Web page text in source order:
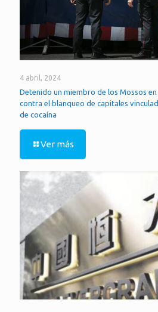
4 abril, 2024
Detenido un miembro de los Mossos
contra el blanqueo de capitales
de cocaína
Ver más